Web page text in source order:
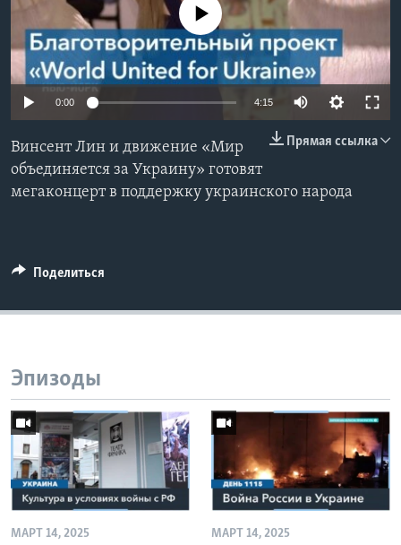
Learning English
СОЦИАЛЬНЫЕ СЕТИ
Языки
No media source currently available
0:00 4:15
Прямая ссылка
Винсент Лин и движение «Мир
объединяется за Украину» готовят
мегаконцерт в поддержку украинского народа
Поделиться
Эпизоды
МАРТ 14, 2025 МАРТ 14, 2025